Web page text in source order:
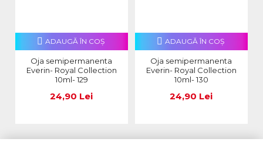
Oja semipermanenta
Everin- Royal Collection
10ml- 129
24,90 Lei
ADAUGĂ ÎN COŞ
Oja semipermanenta
Everin- Royal Collection
10ml- 130
24,90 Lei
ADAUGĂ ÎN COŞ